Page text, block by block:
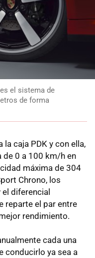
el sistema de
de forma
la caja PDK y con ella,
de 0 a 100 km/h en
máxima de 304
Chrono, los
diferencial
reparte el par entre
rendimiento.
cada una
conducirlo ya sea a